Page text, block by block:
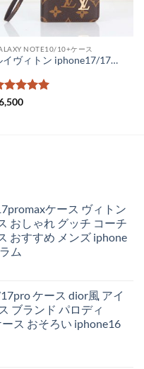
NOTE10/10+ケース
ルイヴィトン iphone17/17pro/16/15/15pro ケース 手帳型 グッチ android スライド式スマホケース ヴィトンスマホケースギャラクシー アイフォン コピー 全機種対応 激安
階中
ケース ヴィトン
おしゃれ グッチ コーチ
おすすめ メンズ iphone
ム
ケース dior風 アイ
ブランド パロディ
ス おそろい iphone16